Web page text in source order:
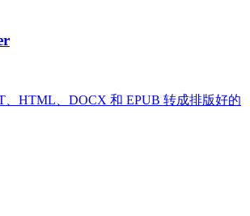
、HTML、DOCX 和 EPUB 转成排版好的